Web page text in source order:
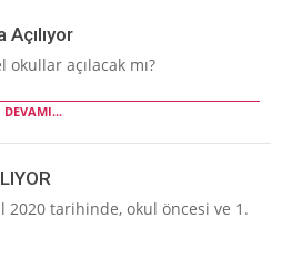
Açılıyor
açılacak mı?
DEVAMI...
2020 tarihinde, okul öncesi ve 1.